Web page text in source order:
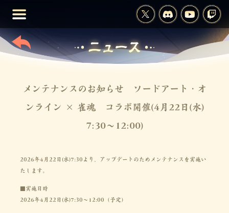
メンテナンスのお知らせ ソードアート・オ
ンライン × 雀魂 コラボ開催(4月22日(水)
7:30～12:00)
2026年4月22日(水)7:30より、アップデートのためメンテナンスを実施い
たします。
■実施日時
2026年4月22日(水)7:30～12:00（予定）